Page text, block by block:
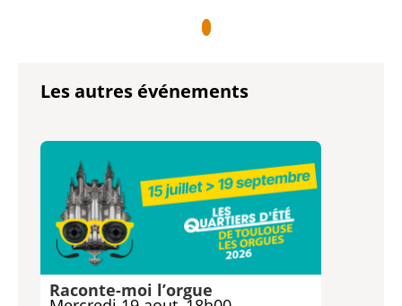
Les autres événements
Raconte-moi l’orgue